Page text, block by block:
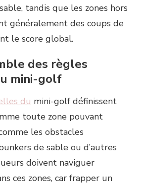
tandis que les zones hors
généralement des coups de
le score global.
des règles
mini-golf
du mini-golf définissent
toute zone pouvant
les obstacles
de sable ou d’autres
doivent naviguer
ces zones, car frapper un